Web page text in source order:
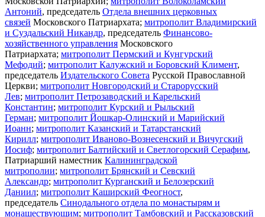
Антоний, председатель Отдела внешних церковных
связей Московского Патриархата; митрополит Владимирский
и Суздальский Никандр, председатель Финансово-
хозяйственного управления Московского
Патриархата; митрополит Пермский и Кунгурский
Мефодий; митрополит Калужский и Боровский Климент,
председатель Издательского Совета Русской Православной
Церкви; митрополит Новгородский и Старорусский
Лев; митрополит Петрозаводский и Карельский
Константин; митрополит Курский и Рыльский
Герман; митрополит Йошкар-Олинский и Марийский
Иоанн; митрополит Казанский и Татарстанский
Кирилл; митрополит Иваново-Вознесенский и Вичугский
Иосиф; митрополит Балтийский и Светлогорский Серафим,
Патриарший наместник Калининградской
митрополии; митрополит Брянский и Севский
Александр; митрополит Курганский и Белозерский
Даниил; митрополит Каширский Феогност,
председатель Синодального отдела по монастырям и
монашествующим; митрополит Тамбовский и Рассказовский